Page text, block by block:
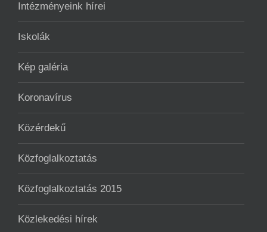
Intézményeink hírei
Iskolák
Kép galéria
Koronavírus
Közérdekű
Közfoglalkoztatás
Közfoglalkoztatás 2015
Közlekedési hírek